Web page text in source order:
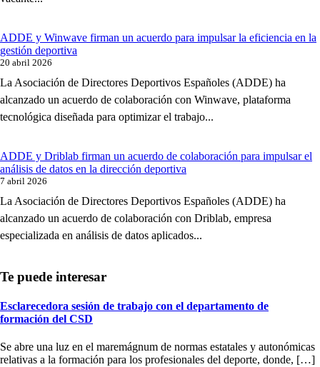
ADDE y Winwave firman un acuerdo para impulsar la eficiencia en la
gestión deportiva
20 abril 2026
La Asociación de Directores Deportivos Españoles (ADDE) ha
alcanzado un acuerdo de colaboración con Winwave, plataforma
tecnológica diseñada para optimizar el trabajo...
ADDE y Driblab firman un acuerdo de colaboración para impulsar el
análisis de datos en la dirección deportiva
7 abril 2026
La Asociación de Directores Deportivos Españoles (ADDE) ha
alcanzado un acuerdo de colaboración con Driblab, empresa
especializada en análisis de datos aplicados...
Esclarecedora sesión de trabajo con el departamento de
formación del CSD
Se abre una luz en el maremágnum de normas estatales y autonómicas
relativas a la formación para los profesionales del deporte, donde, […]